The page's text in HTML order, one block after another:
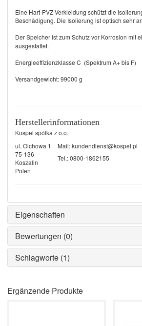
Eine Hart-PVZ-Verkleidung schützt die
Beschädigung. Die Isolierung ist optisch sehr
Der Speicher ist zum Schutz vor Korrosion mit
ausgestattet.
Energieeffizienzklasse C (Spektrum A+ bis F)
Versandgewicht: 99000 g
Herstellerinformationen
Kospel spólka z o.o.
ul. Olchowa 1
Mail:kundendienst@kospel.pl
75-136
Koszalin
Tel.: 0800-1862155
Polen
Eigenschaften
Bewertungen (0)
Schlagworte (1)
Ergänzende Produkte